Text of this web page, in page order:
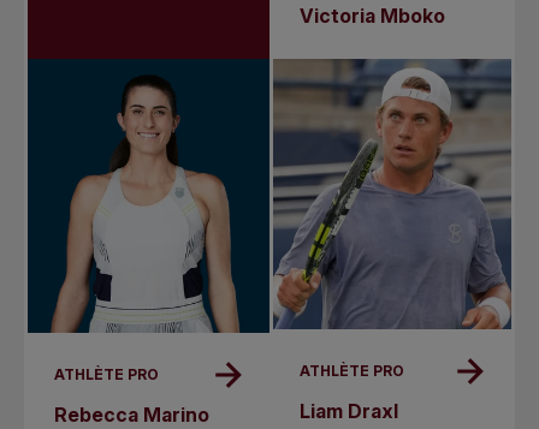
Victoria Mboko
ATHLÈTE PRO
Rebecca Marino
ATHLÈTE PRO
Liam Draxl